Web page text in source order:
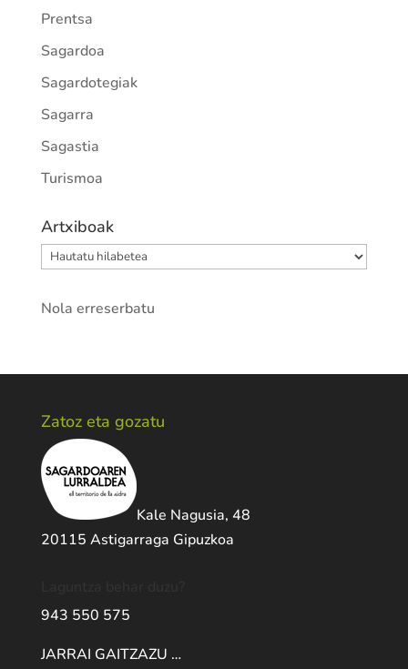
Prentsa
Sagardoa
Sagardotegiak
Sagarra
Sagastia
Turismoa
Artxiboak
Artxiboak
Nola erreserbatu
Zatoz eta gozatu
Kale Nagusia, 48
20115 Astigarraga Gipuzkoa
943 550 575
JARRAI GAITZAZU …